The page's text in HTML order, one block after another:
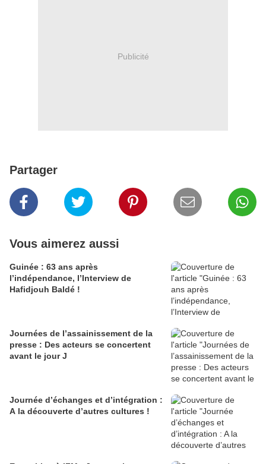
Publicité
Partager
Vous aimerez aussi
Guinée : 63 ans après
l’indépendance, l’Interview de
Hafidjouh Baldé !
Journées de l’assainissement de la
presse : Des acteurs se concertent
avant le jour J
Journée d’échanges et d’intégration :
A la découverte d’autres cultures !